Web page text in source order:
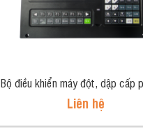
Liên hệ